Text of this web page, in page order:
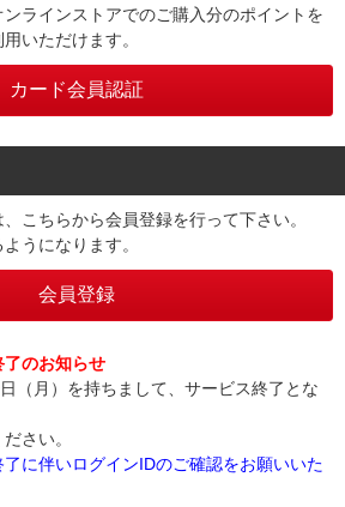
ラインストアでのご購入分のポイントを
いただけます。
こちらから会員登録を行って下さい。
うになります。
のお知らせ
（月）を持ちまして、サービス終了とな
さい。
に伴いログインIDのご確認をお願いいた